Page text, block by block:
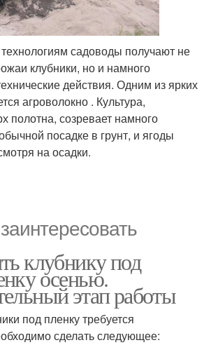
садоводы получают не
клубники, но и намного
действия. Одним из ярких
агроволокно . Культура,
полотна, созревает намного
посадке в грунт, и ягоды
на осадки.
клубнику под
осенью.
этап работы
под пленку требуется
сделать следующее: